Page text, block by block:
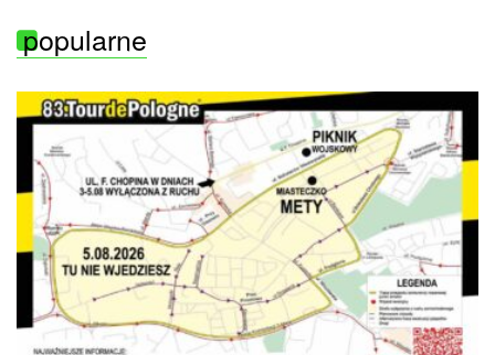
popularne